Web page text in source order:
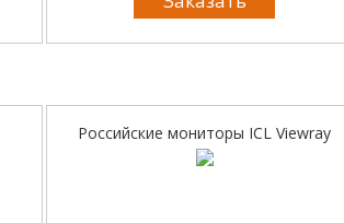
Российские мониторы ICL Viewray